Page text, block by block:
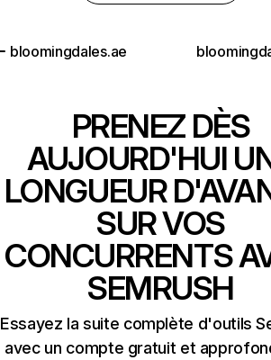
bloomingdales.ae
PRENEZ DÈS
AUJOURD'HUI
LONGUEUR
SUR VOS
CONCURRENTS
SEMRUSH
Essayez la suite complète d'outils
avec un compte gratuit et